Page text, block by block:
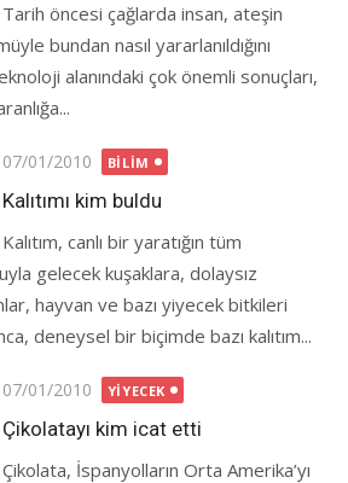
Tarih öncesi çağlarda insan, ateşin
bundan nasıl yararlanıldığını
alanındaki çok önemli sonuçları,
Posted
on
07/01/2010 BILIM
Kalıtımı kim buldu
Kalıtım, canlı bir yaratığın tüm
gelecek kuşaklara, dolaysız
hayvan ve bazı yiyecek bitkileri
deneysel bir biçimde bazı kalıtım...
Posted
on
07/01/2010 YIYECEK
Çikolatayı kim icat etti
Çikolata, İspanyolların Orta Amerika’yı